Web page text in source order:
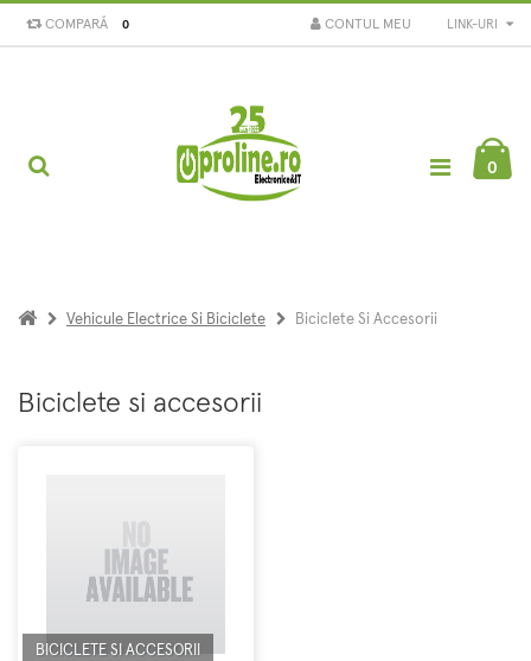
COMPARĂ 0 LINK-URI
CONTUL MEU
0
Vehicule Electrice Si Biciclete Biciclete Si Accesorii
Biciclete si accesorii
BICICLETE SI ACCESORII